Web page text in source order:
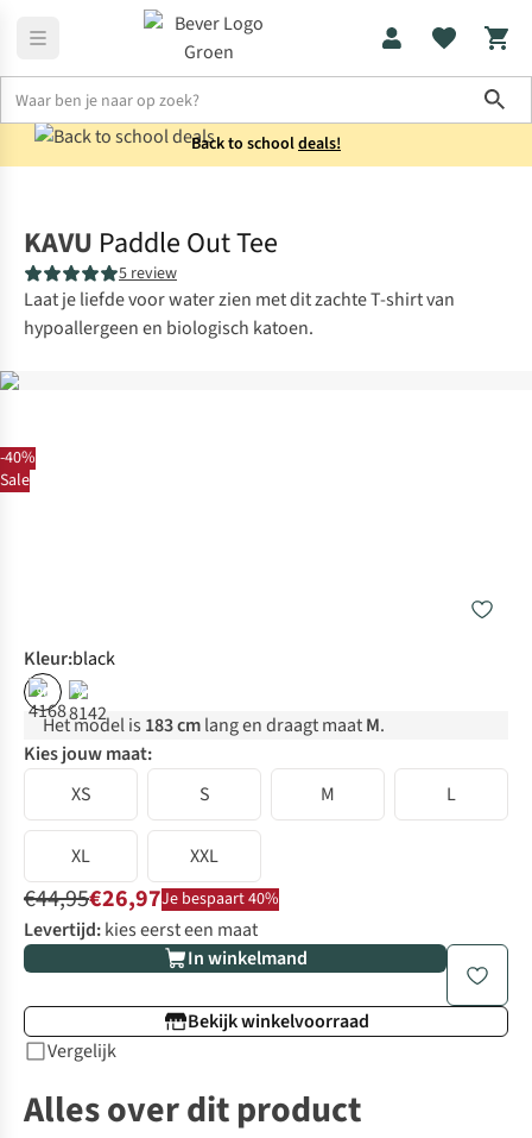
Back to schooldeals!
-40%
Sale
KAVU Paddle Out Tee
5 review
Laat je liefde voor water zien met dit zachte T-shirt van
hypoallergeen en biologisch katoen.
Kleur:black
% %
Het model is 183 cmlang en draagt maatM.
Kies jouw maat:
XS
S M L
XL XXL
€44,95€26,97Je bespaart 40%
Levertijd:kies eerst een maat
In winkelmand
Bekijk winkelvoorraad
Vergelijk
Alles over dit product